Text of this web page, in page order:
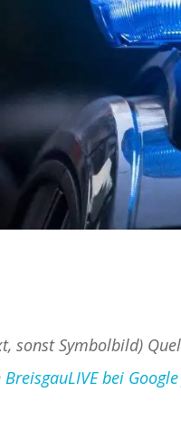
sonst Symbolbild)
bei